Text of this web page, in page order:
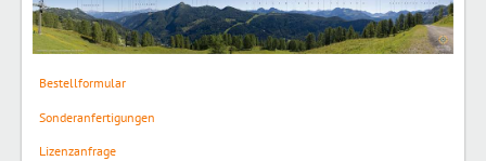
Bestellformular
Sonderanfertigungen
Lizenzanfrage